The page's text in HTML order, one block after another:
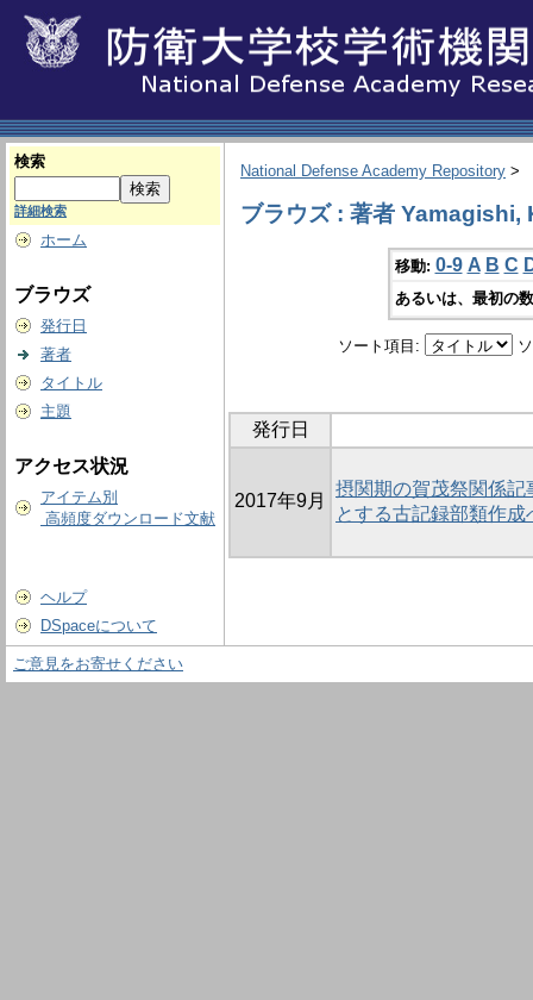
検索
詳細検索
ホーム
ブラウズ
発行日
著者
タイトル
主題
アクセス状況
アイテム別
高頻度ダウンロード文献
ヘルプ
DSpaceについて
National Defense Academy Repository >
ブラウズ : 著者 Yamagishi,
移動: 0-9 A B C
あるいは、最初の
ソート項目:
発行日
2017年9月
摂関期の賀茂祭関係
とする古記録部類作
ご意見をお寄せください